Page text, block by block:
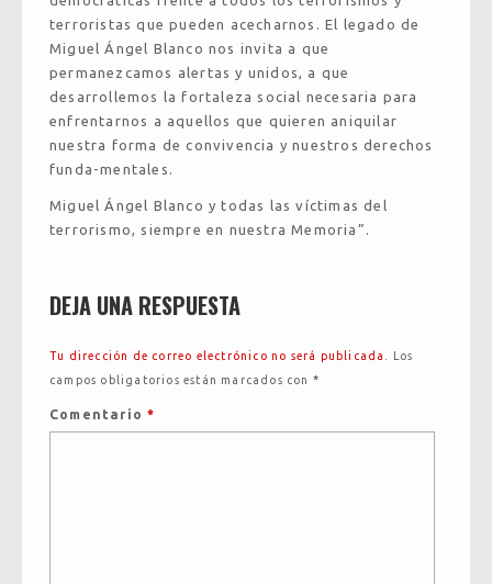
terroristas que pueden acecharnos. El legado de
Miguel Ángel Blanco nos invita a que
permanezcamos alertas y unidos, a que
desarrollemos la fortaleza social necesaria para
enfrentarnos a aquellos que quieren aniquilar
nuestra forma de convivencia y nuestros derechos
funda-mentales.
Miguel Ángel Blanco y todas las víctimas del
terrorismo, siempre en nuestra Memoria”.
DEJA UNA RESPUESTA
Tu dirección de correo electrónico no será publicada.
Los
campos obligatorios están marcados con *
Comentario*